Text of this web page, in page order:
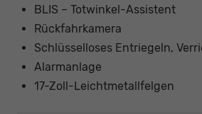
BLIS – Totwinkel-Assistent
Rückfahrkamera
Schlüsselloses Entriegeln,
Alarmanlage
17-Zoll-Leichtmetallfelgen